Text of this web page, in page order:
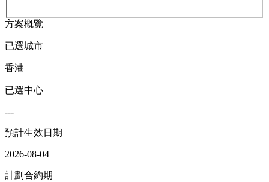
方案概覽
已選城市
香港
已選中心
---
預計生效日期
2026-08-04
計劃合約期